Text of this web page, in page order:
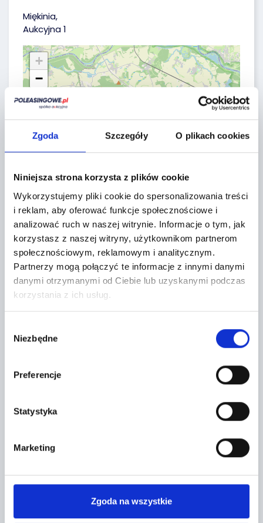
Zgoda Szczegóły O plikach cookies
Niniejsza strona korzysta z plików cookie
Wykorzystujemy pliki cookie do spersonalizowania treści
i reklam, aby oferować funkcje społecznościowe i
analizować ruch w naszej witrynie. Informacje o tym, jak
korzystasz z naszej witryny, użytkownikom partnerom
społecznościowym, reklamowym i analitycznym.
Partnerzy mogą połączyć te informacje z innymi danymi
danymi otrzymanymi od Ciebie lub uzyskanymi podczas
korzystania z ich usług.
zgody
Niezbędne
Preferencje
Statystyka
Marketing
Zgoda na wszystkie
Miękinia,
Aukcyjna 1
+
−
Leaflet|© OpenStreetMapcontributors
CONTACT FORM